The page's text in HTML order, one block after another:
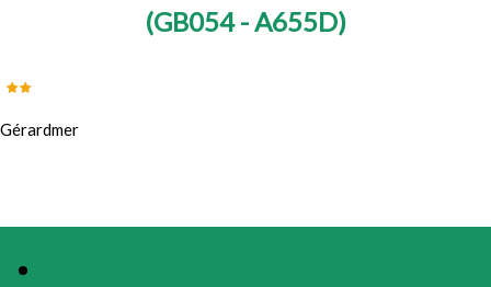
(GB054 - A655D)
Gérardmer